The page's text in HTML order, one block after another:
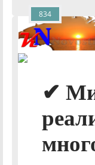
✔
834